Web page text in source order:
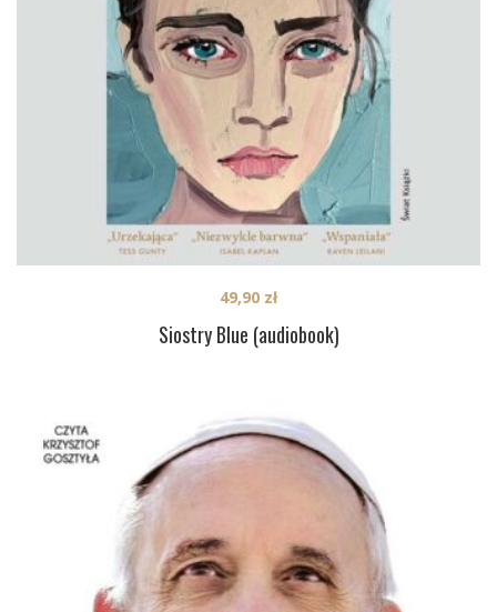
Siostry Blue (audiobook)
49,90 zł